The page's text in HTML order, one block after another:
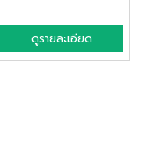
ดูรายละเอียด